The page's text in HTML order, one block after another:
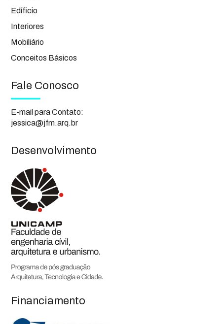
Edíficio
Interiores
Mobiliário
Conceitos Básicos
Fale Conosco
E-mail para Contato:
jessica@jfm.arq.br
Desenvolvimento
Financiamento